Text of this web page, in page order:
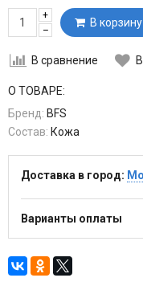
+
–
В корзину
В сравнение
О ТОВАРЕ:
Бренд: BFS
Состав: Кожа
Доставка в город:
Варианты оплаты